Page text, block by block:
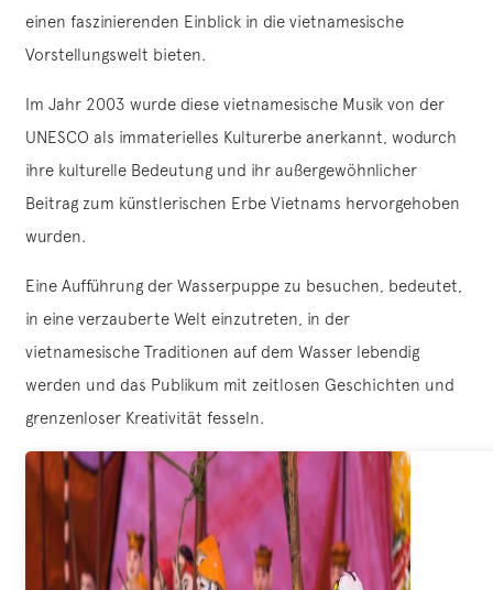
einen faszinierenden Einblick in die vietnamesische
Vorstellungswelt bieten.
Im Jahr 2003 wurde diese vietnamesische Musik von der
UNESCO als immaterielles Kulturerbe anerkannt, wodurch
ihre kulturelle Bedeutung und ihr außergewöhnlicher
Beitrag zum künstlerischen Erbe Vietnams hervorgehoben
wurden.
Eine Aufführung der Wasserpuppe zu besuchen, bedeutet,
in eine verzauberte Welt einzutreten, in der
vietnamesische Traditionen auf dem Wasser lebendig
werden und das Publikum mit zeitlosen Geschichten und
grenzenloser Kreativität fesseln.